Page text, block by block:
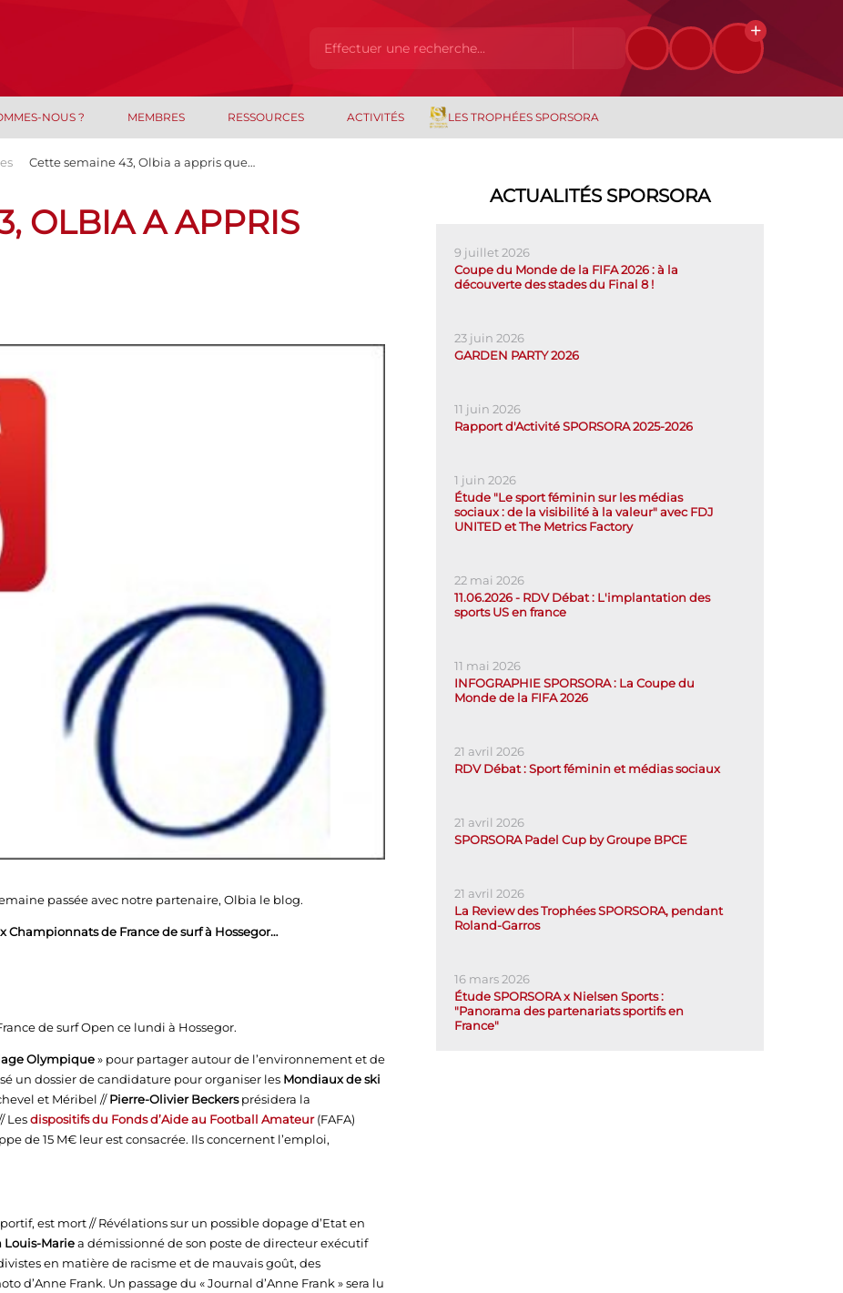
NOUS ? MEMBRES RESSOURCES ACTIVITÉS LES TROPHÉES SPORSORA
Cette semaine 43, Olbia a appris que…
OLBIA A APPRIS
passée avec notre partenaire, Olbia le blog.
Championnats de France de surf à Hossegor…
de surf Open ce lundi à Hossegor.
Olympique» pour partager autour de l’environnement et de
un dossier de candidature pour organiser les Mondiaux de ski
et Méribel //Pierre-Olivier Beckersprésidera la
Lesdispositifs du Fonds d’Aide au Football Amateur (FAFA)
de 15 M€ leur est consacrée. Ils concernent l’emploi,
est mort // Révélations sur un possible dopage d’Etat en
Mariea démissionné de son poste de directeur exécutif
en matière de racisme et de mauvais goût, des
d’Anne Frank. Un passage du « Journal d’Anne Frank » sera lu
ACTUALITÉS SPORSORA
9 juillet 2026
Coupe du Monde de la FIFA 2026 : à la
découverte des stades du Final 8 !
23 juin 2026
GARDEN PARTY 2026
11 juin 2026
Rapport d'Activité SPORSORA 2025-2026
1 juin 2026
Étude "Le sport féminin sur les médias
sociaux : de la visibilité à la valeur" avec FDJ
UNITED et The Metrics Factory
22 mai 2026
11.06.2026 - RDV Débat : L'implantation des
sports US en france
11 mai 2026
INFOGRAPHIE SPORSORA : La Coupe du
Monde de la FIFA 2026
21 avril 2026
RDV Débat : Sport féminin et médias sociaux
21 avril 2026
SPORSORA Padel Cup by Groupe BPCE
21 avril 2026
La Review des Trophées SPORSORA, pendant
Roland-Garros
16 mars 2026
Étude SPORSORA x Nielsen Sports :
"Panorama des partenariats sportifs en
France"